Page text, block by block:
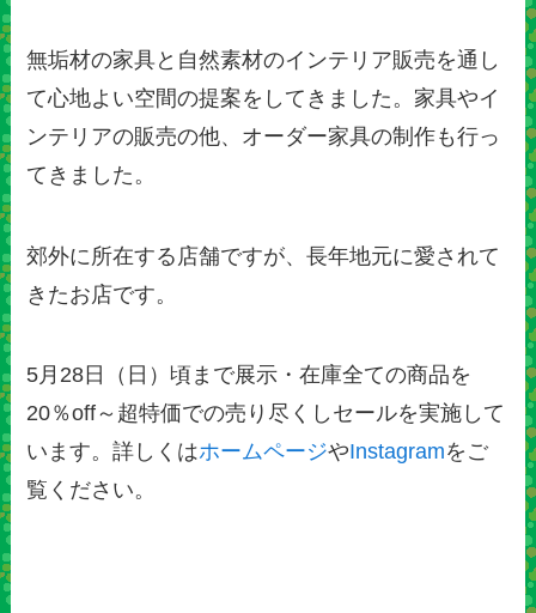
無垢材の家具と自然素材のインテリア販売を通し
て心地よい空間の提案をしてきました。家具やイ
ンテリアの販売の他、オーダー家具の制作も行っ
てきました。
郊外に所在する店舗ですが、長年地元に愛されて
きたお店です。
5月28日（日）頃まで展示・在庫全ての商品を
20％off～超特価での売り尽くしセールを実施して
います。詳しくはホームページやInstagramをご
覧ください。